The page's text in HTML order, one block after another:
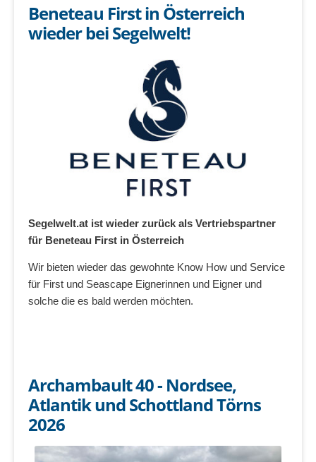
Beneteau First in Österreich
wieder bei Segelwelt!
Segelwelt.at ist wieder zurück als Vertriebspartner
für Beneteau First in Österreich
Wir bieten wieder das gewohnte Know How und Service
für First und Seascape Eignerinnen und Eigner und
solche die es bald werden möchten.
Archambault 40 - Nordsee,
Atlantik und Schottland Törns
2026